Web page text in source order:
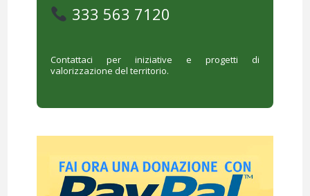
333 563 7120
Contattaci per iniziative e progetti di
valorizzazione del territorio.